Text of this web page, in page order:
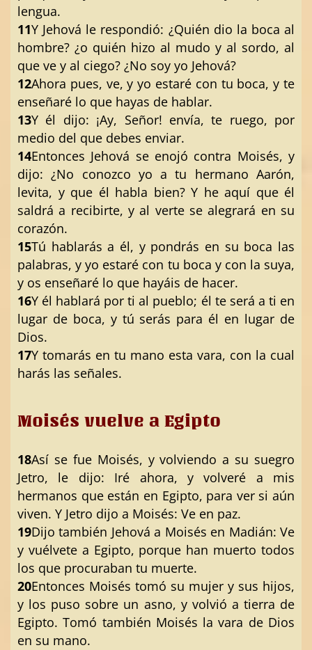
lengua.
11Y Jehová le respondió: ¿Quién dio la boca al
hombre? ¿o quién hizo al mudo y al sordo, al
que ve y al ciego? ¿No soy yo Jehová?
12Ahora pues, ve, y yo estaré con tu boca, y te
enseñaré lo que hayas de hablar.
13Y él dijo: ¡Ay, Señor! envía, te ruego, por
medio del que debes enviar.
14Entonces Jehová se enojó contra Moisés, y
dijo: ¿No conozco yo a tu hermano Aarón,
levita, y que él habla bien? Y he aquí que él
saldrá a recibirte, y al verte se alegrará en su
corazón.
15Tú hablarás a él, y pondrás en su boca las
palabras, y yo estaré con tu boca y con la suya,
y os enseñaré lo que hayáis de hacer.
16Y él hablará por ti al pueblo; él te será a ti en
lugar de boca, y tú serás para él en lugar de
Dios.
17Y tomarás en tu mano esta vara, con la cual
harás las señales.
Moisés vuelve a Egipto
18Así se fue Moisés, y volviendo a su suegro
Jetro, le dijo: Iré ahora, y volveré a mis
hermanos que están en Egipto, para ver si aún
viven. Y Jetro dijo a Moisés: Ve en paz.
19Dijo también Jehová a Moisés en Madián: Ve
y vuélvete a Egipto, porque han muerto todos
los que procuraban tu muerte.
20Entonces Moisés tomó su mujer y sus hijos,
y los puso sobre un asno, y volvió a tierra de
Egipto. Tomó también Moisés la vara de Dios
en su mano.